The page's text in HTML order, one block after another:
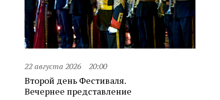
22 августа 2026 20:00
Второй день Фестиваля.
Вечернее представление